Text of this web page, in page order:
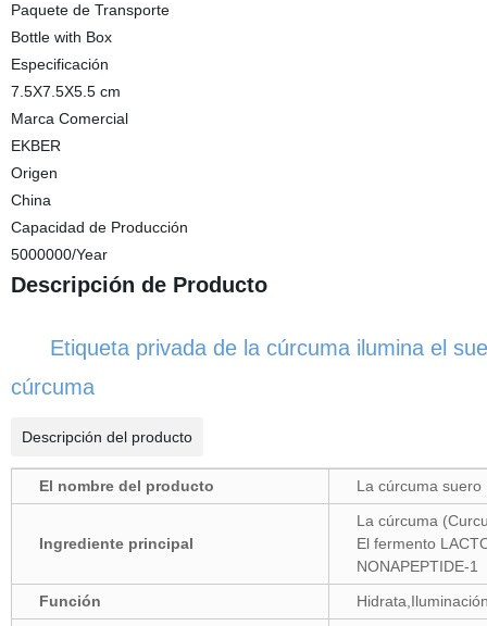
Paquete de Transporte
Bottle with Box
Especificación
7.5X7.5X5.5 cm
Marca Comercial
EKBER
Origen
China
Capacidad de Producción
5000000/Year
Descripción de Producto
Etiqueta privada de la cúrcuma ilumina el
cúrcuma
Descripción del producto
El nombre del producto La cúrcuma suero
Ingrediente principal
La cúrcuma
El fermento
NONAPEPTIDE-1
Función